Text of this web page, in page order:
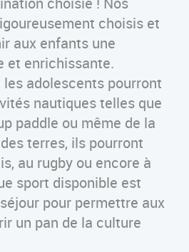
choisis et
aux enfants une
et enrichissante.
les adolescents pourront
nautiques telles que
paddle ou même de la
terres, ils pourront
au rugby ou encore à
sport disponible est
pour permettre aux
un pan de la culture